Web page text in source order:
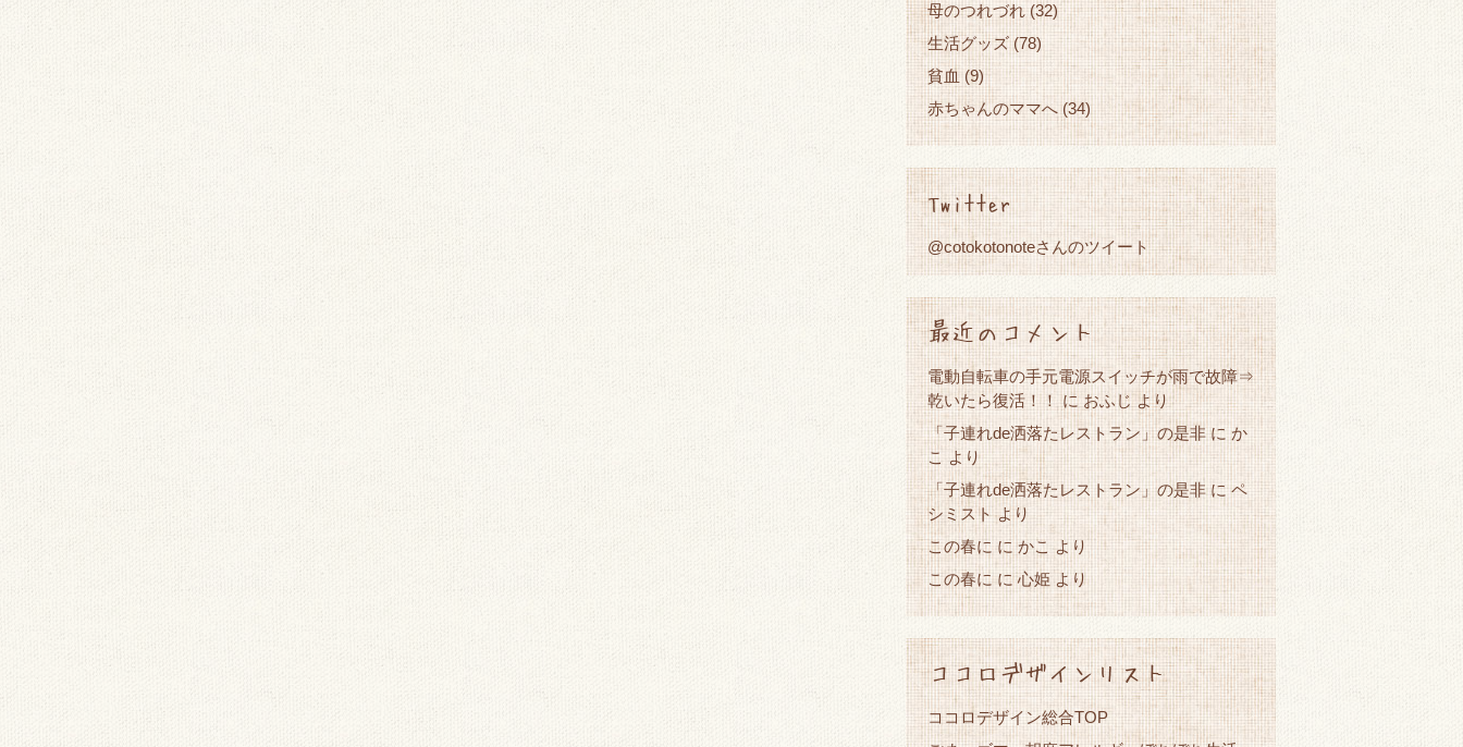
母のつれづれ (32)
生活グッズ (78)
貧血 (9)
赤ちゃんのママへ (34)
Twitter
@cotokotonoteさんのツイート
最近のコメント
電動自転車の手元電源スイッチが雨で故障⇒
乾いたら復活！！
に おふじより
「子連れde洒落たレストラン」の是非 に か
こ
より
「子連れde洒落たレストラン」の是非 にペ
シミストより
この春に にかこ より
この春に に心姫より
ココロデザインリスト
ココロデザイン総合TOP